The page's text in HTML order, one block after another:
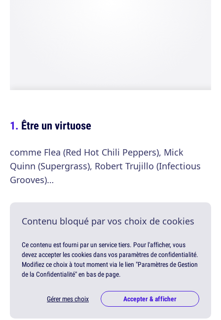
Être un virtuose
comme Flea (Red Hot Chili Peppers), Mick
Quinn (Supergrass), Robert Trujillo (Infectious
Grooves)…
Contenu bloqué par vos choix de cookies
Ce contenu est fourni par un service tiers. Pour l'afficher, vous
devez accepter les cookies dans vos paramètres de confidentialité.
Modifiez ce choix à tout moment via le lien "Paramètres de Gestion
de la Confidentialité" en bas de page.
Gérer mes choix Accepter & afficher